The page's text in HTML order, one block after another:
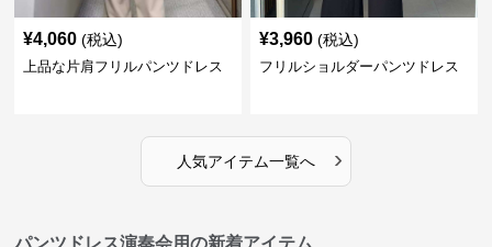
¥4,060 (税込)
上品な片肩フリルパンツドレス
¥3,960 (税込)
フリルショルダーパンツドレス
人気アイテム一覧へ ›
パンツドレス演奏会用の新着アイテム